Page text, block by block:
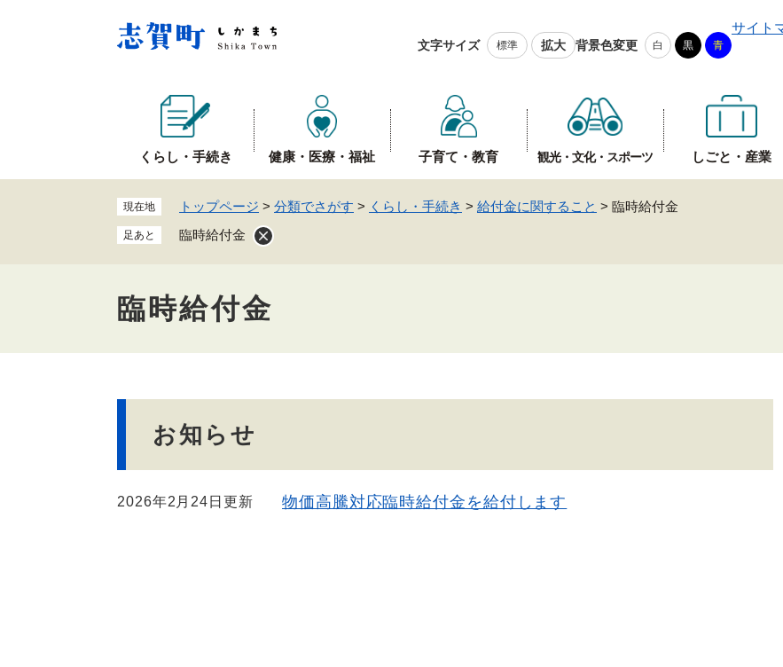
ー
ジ
。
文字サイズ 標準 拡大 背景色変更 白 黒 青
サイト
くらし・手続き 健康・医療・福祉 子育て・教育 観光・文化・スポーツ しごと・産業
現在地 トップページ > 分類でさがす > くらし・手続き > 給付金に関すること > 臨時給付金
足あと 臨時給付金
臨時給付金
お知らせ
2026年2月24日更新 物価高騰対応臨時給付金を給付します